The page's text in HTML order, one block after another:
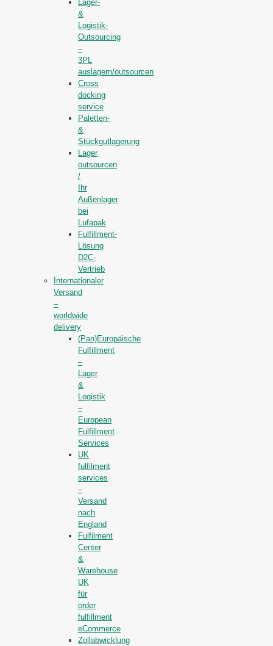
Lager-
&
Logistik-
Outsourcing
–
3PL
auslagern/outsourcen
Cross
docking
service
Paletten-
&
Stückgutlagerung
Lager
outsourcen
/
Ihr
Außenlager
bei
Lufapak
Fulfillment-
Lösung
D2C-
Vertrieb
Internationaler
Versand
–
worldwide
delivery
(Pan)Europäische
Fulfillment
–
Lager
&
Logistik
–
European
Fulfillment
Services
UK
fulfilment
services
–
Versand
nach
England
Fulfilment
Center
&
Warehouse
UK
für
order
fulfillment
eCommerce
Zollabwicklung